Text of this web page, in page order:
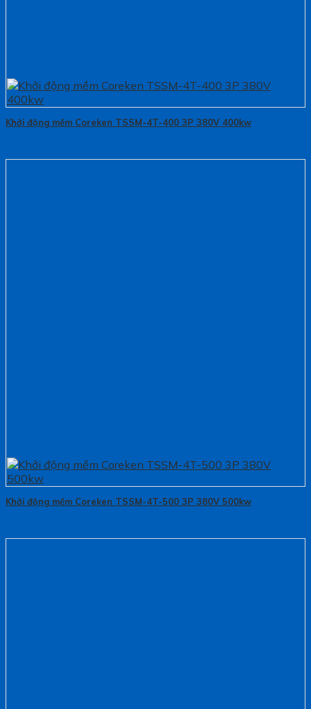
Khởi động mềm Coreken TSSM-4T-400 3P 380V 400kw
Khởi động mềm Coreken TSSM-4T-500 3P 380V 500kw